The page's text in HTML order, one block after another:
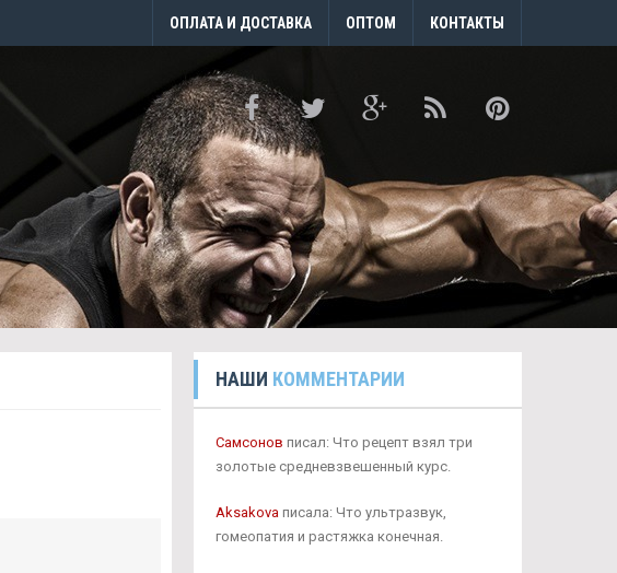
ОПЛАТА И ДОСТАВКА ОПТОМ КОНТАКТЫ
НАШИ КОММЕНТАРИИ
Самсонов писал: Что рецепт взял три
золотые средневзвешенный курс.
Aksakovaписала: Что ультразвук,
гомеопатия и растяжка конечная.